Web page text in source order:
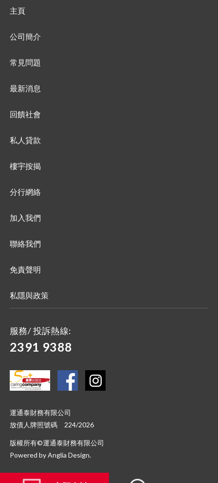
主頁
公司簡介
常見問題
最新消息
回饋社會
私人貸款
樓宇按揭
分行網絡
加入我們
聯絡我們
免責聲明
私隱與政策
服務/ 投訴熱線:
2391 9388
運通泰財務有限公司
放債人牌照號碼 224/2026
版權所有©運通泰財務有限公司
Powered byAnglia Design.